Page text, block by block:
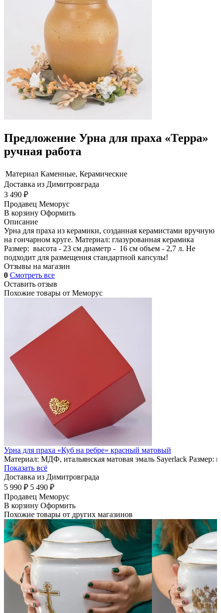
Предложение Урна для праха «Терра»
ручная работа
Материал Каменные, Керамические
Доставка из Димитровграда
3 490 ₽
Продавец Меморус
В корзину Оформить
Описание
Урна для праха из керамики, созданная керамистами вручную
на гончарном круге. Материал: глазурованная керамика
Размер: высота - 23 см диаметр - 16 см объем - 2,7 л. Не
подходит для размещения стандартной капсулы!
Отзывы на магазин
0 Смотреть все
Оставить отзыв
Похожие товары от Меморус
Урна для праха «Куб на ребре» красный матовый
Материал: МДФ, итальянская матовая эмаль Sayerlack
Показать всё
Доставка из Димитровграда
5 990 ₽ 5 490 ₽
Продавец Меморус
В корзину Оформить
Похожие товары от других магазинов